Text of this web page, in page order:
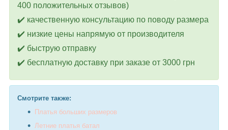
400 положительных отзывов)
✔️ качественную консультацию по поводу размера
✔️ низкие цены напрямую от производителя
✔️ быструю отправку
✔️ бесплатную доставку при заказе от 3000 грн
Смотрите также:
Платья больших размеров
Летние платья батал